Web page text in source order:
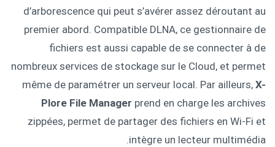
d’arborescence qui peut s’avérer assez déroutant au
premier abord. Compatible DLNA, ce gestionnaire de
fichiers est aussi capable de se connecter à de
nombreux services de stockage sur le Cloud, et permet
même de paramétrer un serveur local. Par ailleurs, X-
Plore File Manager prend en charge les archives
zippées, permet de partager des fichiers en Wi-Fi et
intègre un lecteur multimédia.